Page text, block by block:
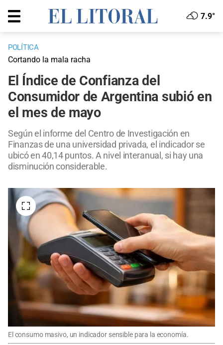
7.9°
POLÍTICA
Cortando la mala racha
El Índice de Confianza del
Consumidor de Argentina subió en
el mes de mayo
Según el informe del Centro de Investigación en
Finanzas de una universidad privada, el indicador se
ubicó en 40,14 puntos. A nivel interanual, si hay una
disminución considerable.
El consumo masivo, un indicador sensible para la economía.